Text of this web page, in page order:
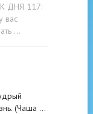
ДНЯ 117:
вас
…
(Чаша …